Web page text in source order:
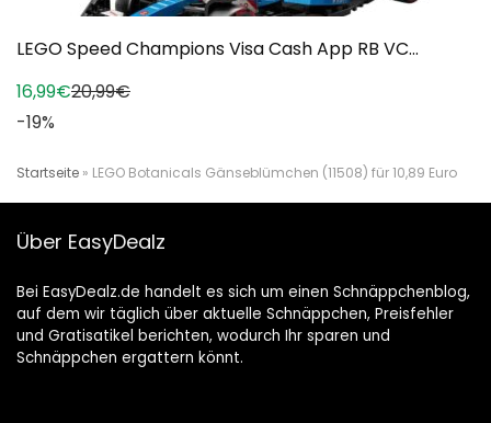
LEGO Speed Champions Visa Cash App RB VC...
16,99€20,99€
-19%
Startseite » LEGO Botanicals Gänseblümchen (11508) für 10,89 Euro
Über EasyDealz
Bei EasyDealz.de handelt es sich um einen Schnäppchenblog,
auf dem wir täglich über aktuelle Schnäppchen, Preisfehler
und Gratisatikel berichten, wodurch Ihr sparen und
Schnäppchen ergattern könnt.